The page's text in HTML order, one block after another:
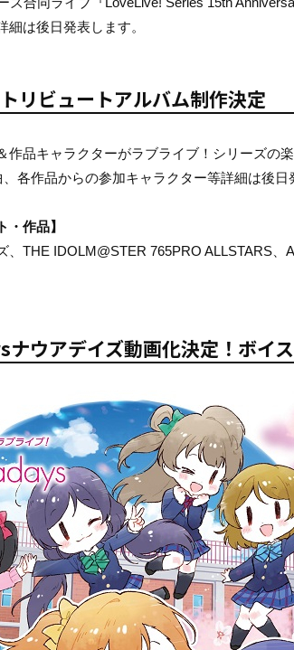
細は後日発表します。
リビュートアルバム制作決定
作品キャラクターがラブライブ！シリーズの楽
各作品からの参加キャラクター等詳細は後日
・作品】
、THE IDOLM@STER 765PRO ALLSTARS
ウアデイズ動画化決定！ボイ